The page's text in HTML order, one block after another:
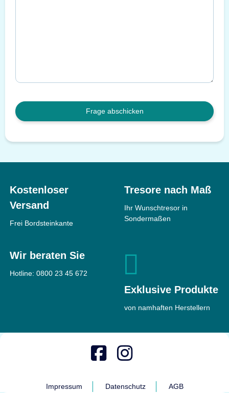
Frage abschicken
Kostenloser
Versand
Frei Bordsteinkante
Tresore nach Maß
Ihr Wunschtresor in
Sondermaßen
Wir beraten Sie
Hotline: 0800 23 45 672
Exklusive Produkte
von namhaften Herstellern
Impressum Datenschutz AGB